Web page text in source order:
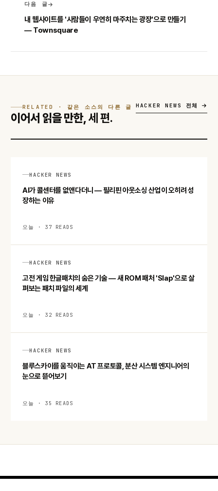
다음 글
내 웹사이트를 '사람들이 우연히 마주치는 광장'으로 만들기
— Townsquare
RELATED · 같은 소스의 다른 글
이어서 읽을 만한,세 편.
HACKER NEWS 전체
HACKER NEWS
AI가 콜센터를 없앤다더니 — 필리핀 아웃소싱 산업이 오히려 성
장하는 이유
오늘 · 37 READS
HACKER NEWS
고전 게임 한글패치의 숨은 기술 — 새 ROM 패처 'Slap'으로 살
펴보는 패치 파일의 세계
오늘 · 32 READS
HACKER NEWS
블루스카이를 움직이는 AT 프로토콜, 분산 시스템 엔지니어의
눈으로 뜯어보기
오늘 · 35 READS